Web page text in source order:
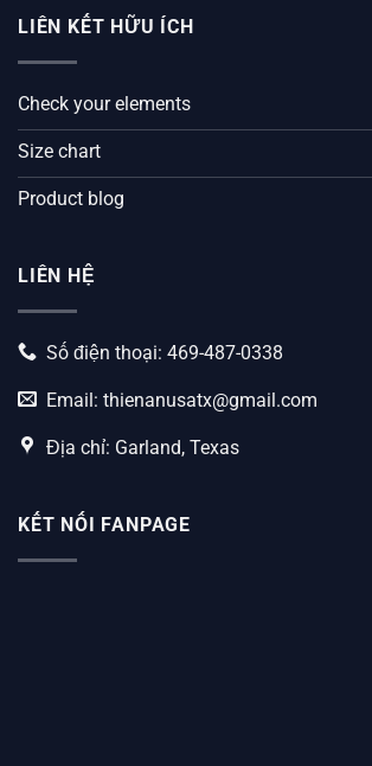
LIÊN KẾT HỮU ÍCH
Check your elements
Size chart
Product blog
LIÊN HỆ
Số điện thoại: 469-487-0338
Email: thienanusatx@gmail.com
Địa chỉ: Garland, Texas
KẾT NỐI FANPAGE